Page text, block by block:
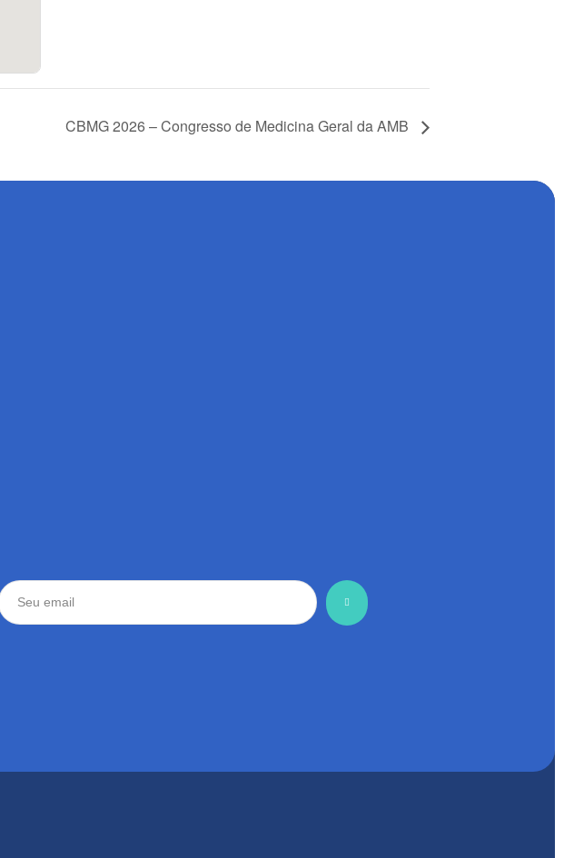
CBMG 2026 – Congresso de Medicina Geral da AMB